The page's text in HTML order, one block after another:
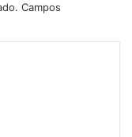
Campos